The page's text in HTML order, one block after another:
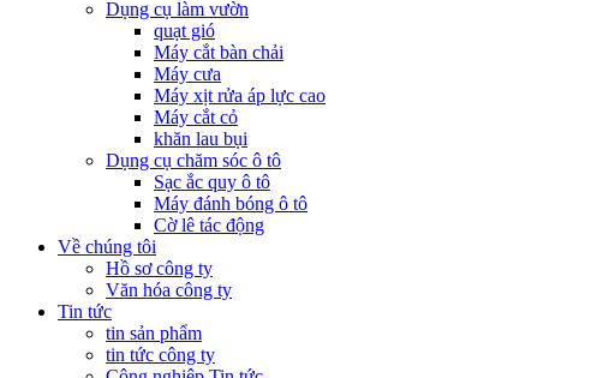
Dụng cụ làm vườn
quạt gió
Máy cắt bàn chải
Máy cưa
Máy xịt rửa áp lực cao
Máy cắt cỏ
khăn lau bụi
Dụng cụ chăm sóc ô tô
Sạc ắc quy ô tô
Máy đánh bóng ô tô
Cờ lê tác động
Về chúng tôi
Hồ sơ công ty
Văn hóa công ty
Tin tức
tin sản phẩm
tin tức công ty